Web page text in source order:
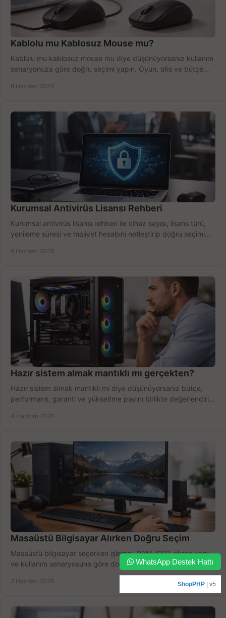
Kablolu mu Kablosuz Mouse mu?
Kablolu mu kablosuz mouse mu diye düşünüyorsanız kullanım
senaryonuza göre doğru seçimi yapın. Oyun, ofis ve bütçe
8 Haziran 2026
Kurumsal Antivirüs Lisansı Rehberi
Kurumsal antivirüs lisansı rehberi ile cihaz sayısı, lisans türü,
yenileme süresi ve maliyet hesabını netleştirip doğru seçimi
6 Haziran 2026
Hazır sistem almak mantıklı mı gerçekten?
Hazır sistem almak mantıklı mı diye düşünüyorsanız bütçe,
performans, garanti ve yükseltme payını birlikte değerlendirin,
4 Haziran 2026
Masaüstü Bilgisayar Alırken Doğru Seçim
Masaüstü bilgisayar seçerken işlemci, RAM, SSD, ekran kartı
ve kullanım senaryosuna göre doğru modeli bulun, bütçenizi
2 Haziran 2026
WhatsApp Destek Hattı
ShopPHP | v5